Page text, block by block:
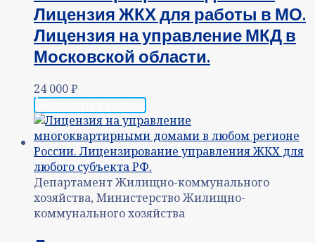
Лицензия ЖКХ для работы в МО.
Лицензия на управление МКД в
Московской области.
24 000₽
Департамент Жилищно-коммунального
хозяйства, Министерство Жилищно-
коммунального хозяйства